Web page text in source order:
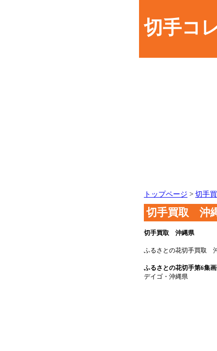
切手コ
トップページ > 切手
切手買取 沖
切手買取 沖縄県
ふるさとの花切手買取
ふるさとの花切手第6集
デイゴ・沖縄県